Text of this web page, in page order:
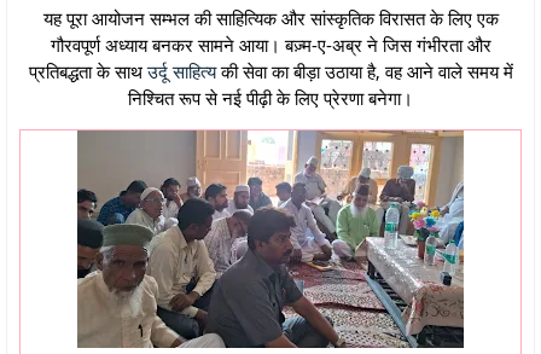
यह पूरा आयोजन सम्भल की साहित्यिक और सांस्कृतिक विरासत के लिए एक
गौरवपूर्ण अध्याय बनकर सामने आया। बज़्म-ए-अब्र ने जिस गंभीरता और
प्रतिबद्धता के साथउर्दू साहित्यकी सेवा का बीड़ा उठाया है, वह आने वाले समय में
निश्चित रूप से नई पीढ़ी के लिए प्रेरणा बनेगा।